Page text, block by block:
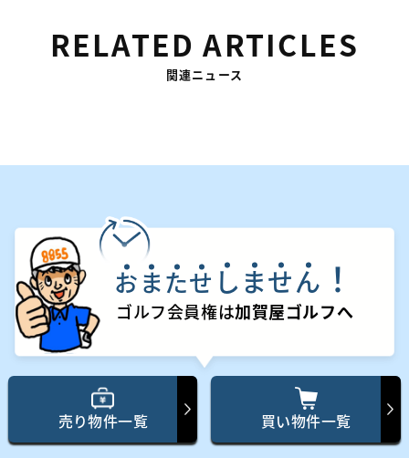
RELATED ARTICLES
関連ニュース
おまたせ し ません ！
ゴルフ会員権は加賀屋ゴルフへ
売り物件一覧 買い物件一覧